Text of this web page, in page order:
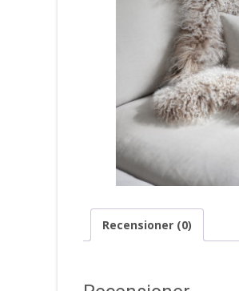
Recensioner (0)